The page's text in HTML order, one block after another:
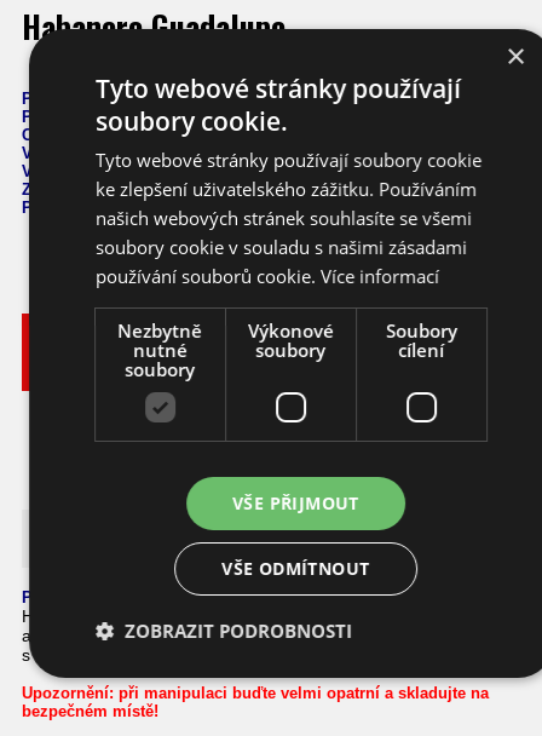
Habanero Guadalupe
Počet semen: 10 ks
Pálivost: 100.000 - 500.000 SHU
Capsicum Chinense
Výška: 80 cm
Velikost plodů: 5 cm
Zrání: 100 dnů
Původ: Mexico
Vyberte
balení
Varianta Dostupnost Katalogové
Cena
chilli
Ihned k
(3,20 EUR)
Habanero Guadalupe
Podrobnosti o této chilli papričce
Habanero Guadalupe pochází z Mexika. Plody mají tropickou
aromatickou chuť. Jedná se o poměrně brzy dospívající rostlinu
s velmi vysokými výnosy. Výborné do omáček i na sušení.
Upozornění: při manipulaci buďte velmi opatrní a skladujte na
bezpečném místě!
×
Tyto webové stránky používají
soubory cookie.
Tyto webové stránky používají soubory cookie
ke zlepšení uživatelského zážitku. Používáním
našich webových stránek souhlasíte se všemi
soubory cookie v souladu s našimi zásadami
používání souborů cookie.Více informací
Nezbytně
nutné
soubory
Výkonové
soubory
Soubory
cílení
VŠE PŘIJMOUT
VŠE ODMÍTNOUT
ZOBRAZIT PODROBNOSTI